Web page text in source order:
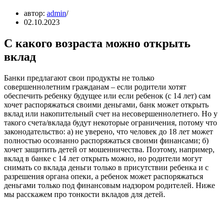
автор: admin
02.10.2023
С какого возраста можно открыть
вклад
Банки предлагают свои продукты не только
совершеннолетним гражданам – если родители хотят
обеспечить ребенку будущее или если ребенок (с 14 лет) сам
хочет распоряжаться своими деньгами, банк может открыть
вклад или накопительный счет на несовершеннолетнего. Но у
такого счета/вклада будут некоторые ограничения, потому что
законодательство: а) не уверено, что человек до 18 лет может
полностью осознанно распоряжаться своими финансами; б)
хочет защитить детей от мошенничества. Поэтому, например,
вклад в банке с 14 лет открыть можно, но родители могут
снимать со вклада деньги только в присутствии ребенка и с
разрешения органа опеки, а ребенок может распоряжаться
деньгами только под финансовым надзором родителей. Ниже
мы расскажем про тонкости вкладов для детей.